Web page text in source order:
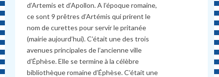
d’Artemis et d’Apollon. A l’époque romaine,
ce sont 9 prêtres d’Artémis qui prirent le
nom de curettes pour servir le pritanée
(mairie aujourd’hui). C’était une des trois
avenues principales de l’ancienne ville
d’Éphèse. Elle se termine à la célèbre
bibliothèque romaine d’Éphèse. C’était une